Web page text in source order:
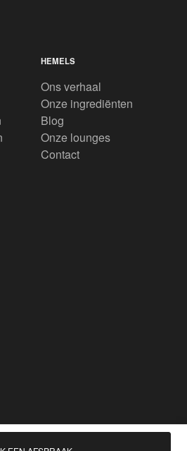
HEMELS
Ons verhaal
Onze ingrediënten
Blog
Onze lounges
Contact